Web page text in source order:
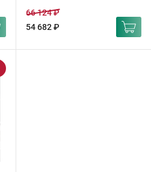
54 682 ₽
66 124 ₽